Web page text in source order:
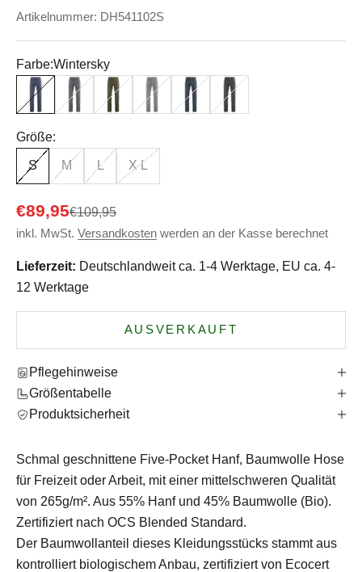
Artikelnummer: DH541102S
Farbe:Wintersky
WinterskyStone Wolf Taupe Dark Anthrazit
Größe:
S M L X L
Angebot
€89,95Regulärer Preis
€109,95
inkl. MwSt. Versandkosten werden an der Kasse berechnet
Lieferzeit: Deutschlandweit ca. 1-4 Werktage, EU ca. 4-
12 Werktage
AUSVERKAUFT
Pflegehinweise
Größentabelle
Produktsicherheit
Schmal geschnittene Five-Pocket Hanf, Baumwolle Hose
für Freizeit oder Arbeit, mit einer mittelschweren Qualität
von 265g/m². Aus 55% Hanf und 45% Baumwolle (Bio).
Zertifiziert nach OCS Blended Standard.
Der Baumwollanteil dieses Kleidungsstücks stammt aus
kontrolliert biologischem Anbau, zertifiziert von Ecocert